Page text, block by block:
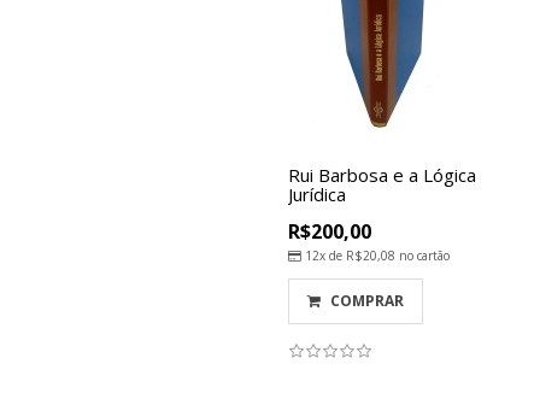
Rui Barbosa e a Lógica
Jurídica
R$200,00
12x de R$20,08 no cartão
COMPRAR